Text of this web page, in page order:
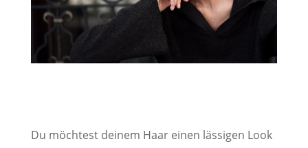
Du möchtest deinem Haar einen lässigen Look